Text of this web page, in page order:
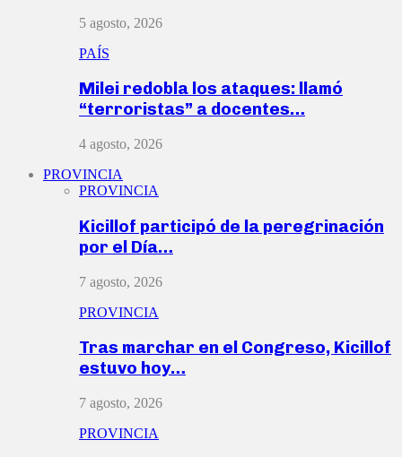
5 agosto, 2026
PAÍS
Milei redobla los ataques: llamó
“terroristas” a docentes…
4 agosto, 2026
PROVINCIA
PROVINCIA
Kicillof participó de la peregrinación
por el Día…
7 agosto, 2026
PROVINCIA
Tras marchar en el Congreso, Kicillof
estuvo hoy…
7 agosto, 2026
PROVINCIA